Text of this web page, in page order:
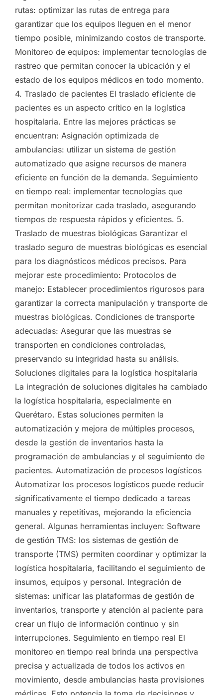
rutas: optimizar las rutas de entrega para
garantizar que los equipos lleguen en el menor
tiempo posible, minimizando costos de transporte.
Monitoreo de equipos: implementar tecnologías de
rastreo que permitan conocer la ubicación y el
estado de los equipos médicos en todo momento.
4. Traslado de pacientes El traslado eficiente de
pacientes es un aspecto crítico en la logística
hospitalaria. Entre las mejores prácticas se
encuentran: Asignación optimizada de
ambulancias: utilizar un sistema de gestión
automatizado que asigne recursos de manera
eficiente en función de la demanda. Seguimiento
en tiempo real: implementar tecnologías que
permitan monitorizar cada traslado, asegurando
tiempos de respuesta rápidos y eficientes. 5.
Traslado de muestras biológicas Garantizar el
traslado seguro de muestras biológicas es esencial
para los diagnósticos médicos precisos. Para
mejorar este procedimiento: Protocolos de
manejo: Establecer procedimientos rigurosos para
garantizar la correcta manipulación y transporte de
muestras biológicas. Condiciones de transporte
adecuadas: Asegurar que las muestras se
transporten en condiciones controladas,
preservando su integridad hasta su análisis.
Soluciones digitales para la logística hospitalaria
La integración de soluciones digitales ha cambiado
la logística hospitalaria, especialmente en
Querétaro. Estas soluciones permiten la
automatización y mejora de múltiples procesos,
desde la gestión de inventarios hasta la
programación de ambulancias y el seguimiento de
pacientes. Automatización de procesos logísticos
Automatizar los procesos logísticos puede reducir
significativamente el tiempo dedicado a tareas
manuales y repetitivas, mejorando la eficiencia
general. Algunas herramientas incluyen: Software
de gestión TMS: los sistemas de gestión de
transporte (TMS) permiten coordinar y optimizar la
logística hospitalaria, facilitando el seguimiento de
insumos, equipos y personal. Integración de
sistemas: unificar las plataformas de gestión de
inventarios, transporte y atención al paciente para
crear un flujo de información continuo y sin
interrupciones. Seguimiento en tiempo real El
monitoreo en tiempo real brinda una perspectiva
precisa y actualizada de todos los activos en
movimiento, desde ambulancias hasta provisiones